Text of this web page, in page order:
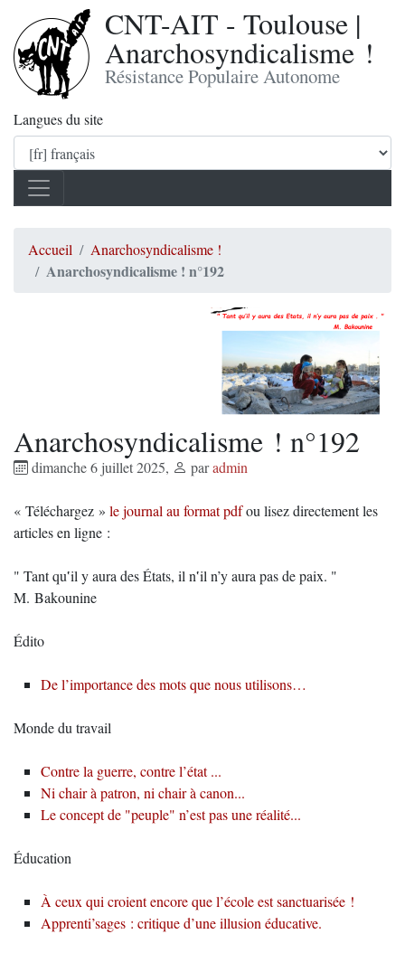
CNT-AIT - Toulouse |
Anarchosyndicalisme !
Résistance Populaire Autonome
Langues du site
Accueil Anarchosyndicalisme !
Anarchosyndicalisme ! n°192
Anarchosyndicalisme ! n°192
dimanche 6 juillet 2025, paradmin
« Téléchargez » le journal au format pdfou lisez directement les
articles en ligne :
" Tant qu‛il y aura des États, il n‛il n’y aura pas de paix. "
M. Bakounine
Édito
De l’importance des mots que nous utilisons…
Monde du travail
Contre la guerre, contre l’état ...
Ni chair à patron, ni chair à canon...
Le concept de "peuple" n’est pas une réalité...
Éducation
À ceux qui croient encore que l’école est sanctuarisée !
Apprenti’sages : critique d’une illusion éducative.